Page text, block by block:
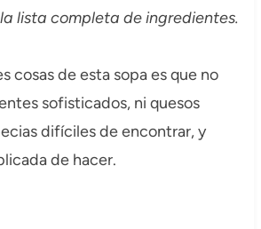
lista completa de ingredientes.
cosas de esta sopa es que no
sofisticados, ni quesos
difíciles de encontrar, y
de hacer.